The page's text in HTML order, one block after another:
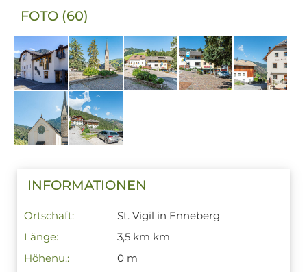
FOTO (60)
INFORMATIONEN
Ortschaft:
St. Vigil in Enneberg
Länge:
3,5 km km
Höhenu.:
0 m